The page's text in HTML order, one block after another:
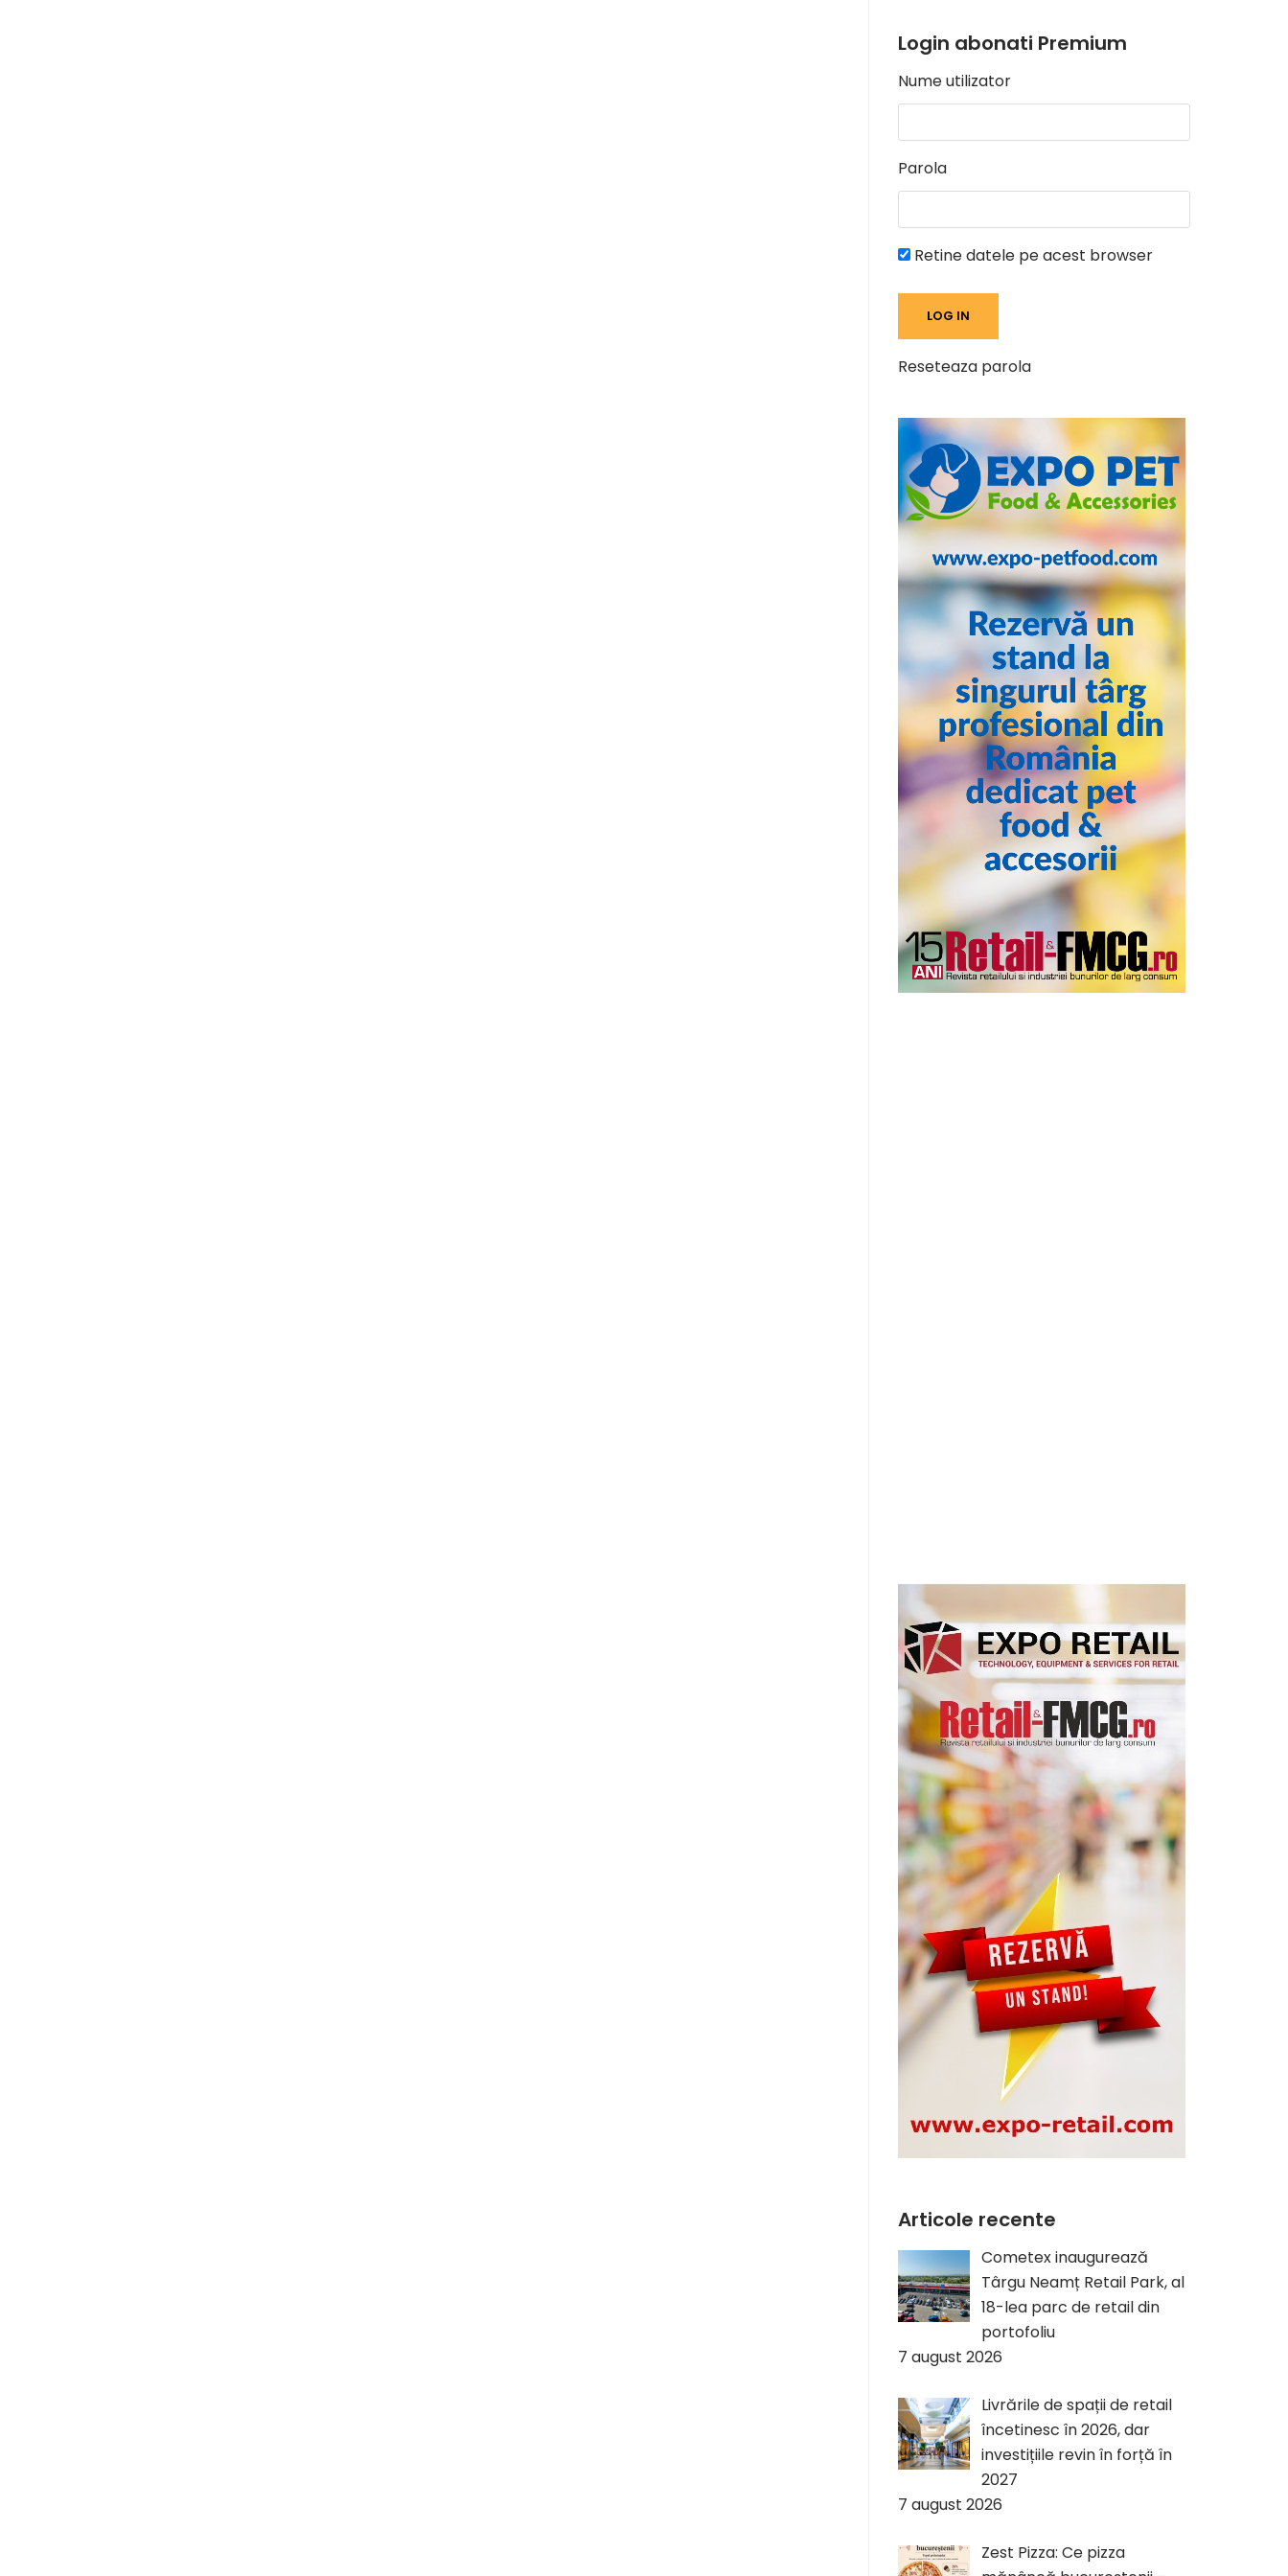
Login abonati Premium
Nume utilizator
Parola
Retine datele pe acest browser
Reseteaza parola
Articole recente
Cometex inaugurează
Târgu Neamț Retail Park, al
18-lea parc de retail din
portofoliu
7 august 2026
Livrările de spații de retail
încetinesc în 2026, dar
investițiile revin în forță în
2027
7 august 2026
Zest Pizza: Ce pizza